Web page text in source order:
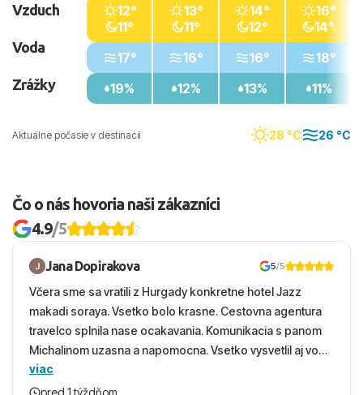
Aktuálne počasie v destinacii 28 °C 26 °C
Vzduch
Voda
Zrážky
12°
11°
17°
19%
13°
11°
16°
12%
14°
12°
16°
13%
16°
14°
18°
11%
Čo o nás hovoria naši zákazníci
4.9/5
Jana Dopirakova 5/5
Včera sme sa vratili z Hurgady konkretne hotel Jazz
makadi soraya. Vsetko bolo krasne. Cestovna agentura
travelco splnila nase ocakavania. Komunikacia s panom
Michalinom uzasna a napomocna. Vsetko vysvetlil aj vo
vecernych hodinach zaco sa ospravedlnujem. Hotel
krasny, cisty. Sluzby top. Strava, prostredie, more,
viac
pred 1 týždňom